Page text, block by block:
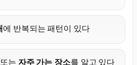
에 반복되는 패턴이 있다
또는 자주 가는 장소를 알고 있다